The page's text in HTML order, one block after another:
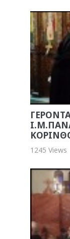
1245 Views